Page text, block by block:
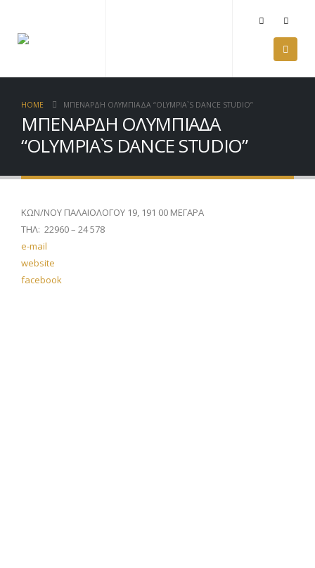
HOME ΜΠΕΝΑΡΔΗ ΟΛΥΜΠΙΑΔΑ “OLYMPIA`S DANCE STUDIO”
ΜΠΕΝΑΡΔΗ ΟΛΥΜΠΙΑΔΑ
“OLYMPIA`S DANCE STUDIO”
ΚΩΝ/ΝΟΥ ΠΑΛΑΙΟΛΟΓΟΥ 19, 191 00 ΜΕΓΑΡΑ
ΤΗΛ: 22960 – 24 578
e-mail
website
facebook